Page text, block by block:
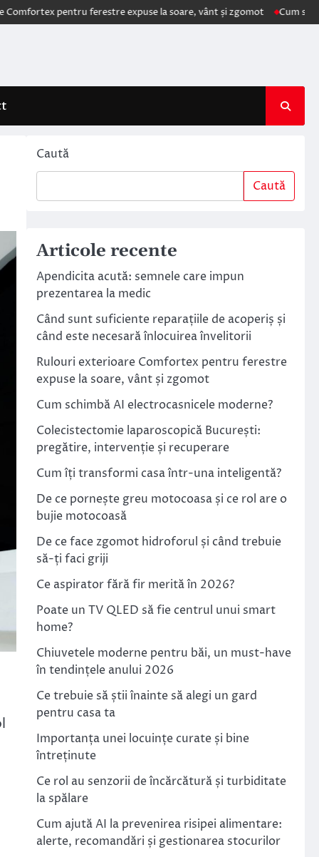
pentru ferestre expuse la soare, vânt și zgomot Cum schimbă AI
Caută
Caută
Articole recente
Apendicita acută: semnele care impun
prezentarea la medic
Când sunt suficiente reparațiile de acoperiș și
când este necesară înlocuirea învelitorii
Rulouri exterioare Comfortex pentru ferestre
expuse la soare, vânt și zgomot
Cum schimbă AI electrocasnicele moderne?
Colecistectomie laparoscopică București:
pregătire, intervenție și recuperare
Cum îți transformi casa într-una inteligentă?
De ce pornește greu motocoasa și ce rol are o
bujie motocoasă
De ce face zgomot hidroforul și când trebuie
să-ți faci griji
Ce aspirator fără fir merită în 2026?
Poate un TV QLED să fie centrul unui smart
home?
Chiuvetele moderne pentru băi, un must-have
în tendințele anului 2026
Ce trebuie să știi înainte să alegi un gard
pentru casa ta
Importanța unei locuințe curate și bine
întreținute
Ce rol au senzorii de încărcătură și turbiditate
la spălare
Cum ajută AI la prevenirea risipei alimentare:
alerte, recomandări și gestionarea stocurilor